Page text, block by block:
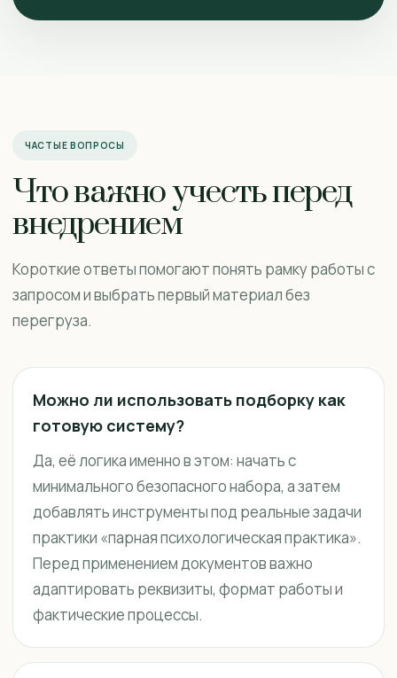
ЧАСТЫЕ ВОПРОСЫ
Что важно учесть перед
внедрением
Короткие ответы помогают понять рамку работы с
запросом и выбрать первый материал без
перегруза.
Можно ли использовать подборку как
готовую систему?
Да, её логика именно в этом: начать с
минимального безопасного набора, а затем
добавлять инструменты под реальные задачи
практики «парная психологическая практика».
Перед применением документов важно
адаптировать реквизиты, формат работы и
фактические процессы.